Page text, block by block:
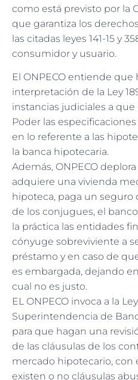
como está previsto por la
que garantiza los
las citadas leyes 141-15 y
consumidor y usuario.
El ONPECO entiende que
interpretación de la Ley
instancias judiciales a
Poder las
en lo referente a las
la banca hipotecaria.
Además, ONPECO
adquiere una vivienda
hipoteca, paga un seguro
de los conjugues, el
la práctica las entidades
cónyuge sobreviviente a
préstamo y en caso de
es embargada, dejando
cual no es justo.
EL ONPECO invoca a la
Superintendencia de
para que hagan una
de las cláusulas de los
mercado hipotecario, con
existen o no cláusulas